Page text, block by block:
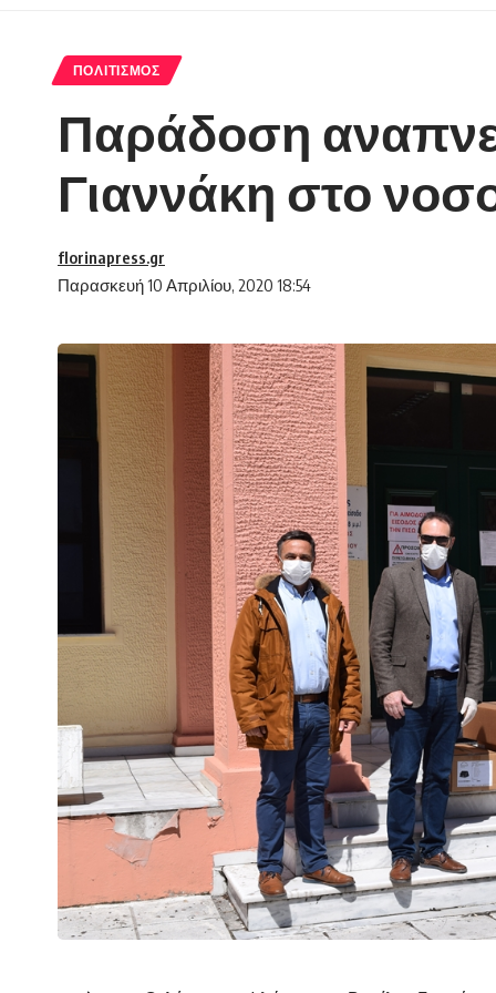
ΠΟΛΙΤΙΣΜΌΣ
Παράδοση
Γιαννάκη στο
Παρασκευή 10 Απριλίου, 2020 18:54
florinapress.gr